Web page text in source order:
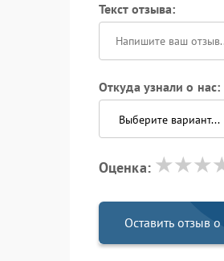
Текст отзыва:
Откуда узнали о нас:
Оценка:
Оставить отзыв